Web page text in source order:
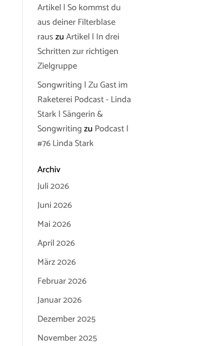
Artikel | So kommst du
aus deiner Filterblase
rauszuArtikel | In drei
Schritten zur richtigen
Zielgruppe
Songwriting | Zu Gast im
Raketerei Podcast - Linda
Stark | Sängerin &
Songwritingzu Podcast |
#76 Linda Stark
Archiv
Juli 2026
Juni 2026
Mai 2026
April 2026
März 2026
Februar 2026
Januar 2026
Dezember 2025
November 2025